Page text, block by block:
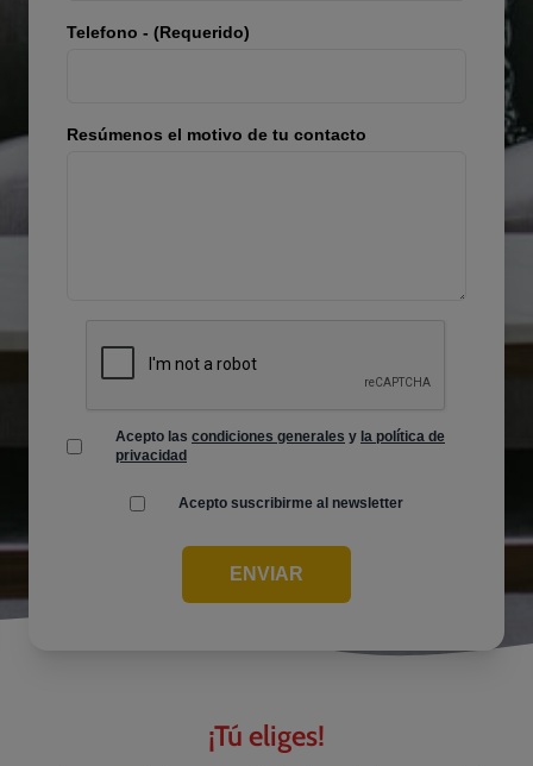
Telefono - (Requerido)
Resúmenos el motivo de tu contacto
Acepto las condiciones generales y la política de
privacidad
Acepto suscribirme al newsletter
ENVIAR
¡Tú eliges!